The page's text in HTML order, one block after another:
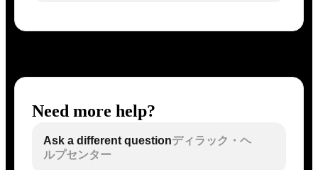
Need more help?
Ask a different questionディラック・ヘ
ルプセンター